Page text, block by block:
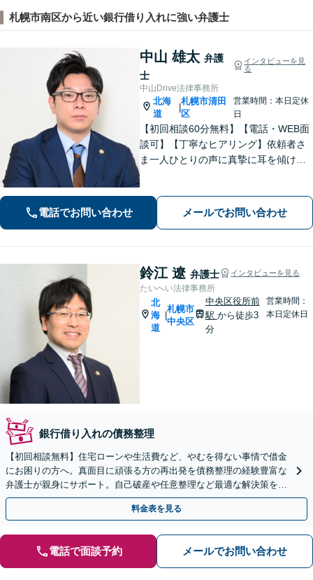
札幌市南区から近い銀行借り入れに強い弁護士
中山 雄太 弁護
士
インタビューを見
る
中山Drive法律事務所
北海
道
|
札幌市清田
区
営業時間：本日定休
日
【初回相談60分無料】【電話・WEB面
談可】【丁寧なヒアリング】依頼者さ
ま一人ひとりの声に真摯に耳を傾け、
度弁護士にご相談ください。最善の解
決策を共に考えていきましょう。
電話でお問い合わせ メールでお問い合わせ
鈴江 遼 弁護士 インタビューを見る
たいへい法律事務所
北
海
道
札幌市
中央区
中央区役所前
駅 から徒歩3
分
営業時間：
本日定休日
銀行借り入れの債務整理
【初回相談無料】住宅ローンや生活費など、やむを得ない事情で借金
にお困りの方へ。真面目に頑張る方の再出発を債務整理の経験豊富な
弁護士が親身にサポート。自己破産や任意整理など最適な解決策をご
提案します。地下鉄駅徒歩５分。まずはご相談ください。
料金表を見る
電話で面談予約 メールでお問い合わせ